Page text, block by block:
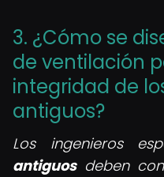
3. ¿Cómo se
de ventilación
integridad de
antiguos?
Los ingenieros
antiguosdeben